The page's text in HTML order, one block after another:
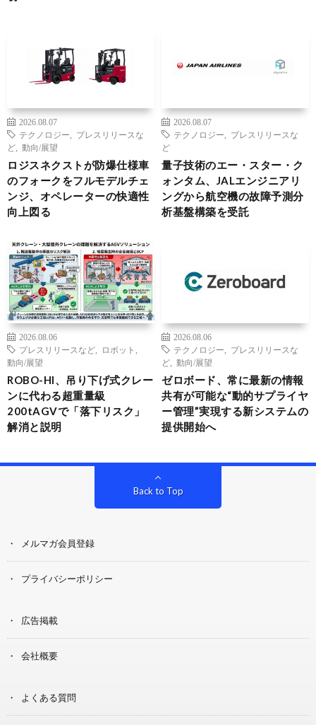
2026.08.07
テクノロジー
プレスリリースな
ど
動向/展望
ロジスネクストが防爆仕様車
のフォークをフルモデルチェ
ンジ、オペレーターの快適性
向上図る
2026.08.07
テクノロジー
プレスリリースな
ど
量子技術のエー・スター・ク
ォンタム、JALエンジニアリ
ングから航空機の故障予測分
析基盤構築を受託
2026.08.06
プレスリリースなど
ロボット
動向/展望
ROBO-HI、吊り下げ式クレー
ンに代わる超重量級
200tAGVで「落下リスク」
解消と説明
2026.08.06
テクノロジー
プレスリリースな
ど
動向/展望
ゼロボード、常に最新の情報
共有が可能な“動的サプライヤ
ー管理”実現する新システムの
提供開始へ
Back to Top
メルマガ会員登録
プライバシーポリシー
広告掲載
会社概要
よくある質問